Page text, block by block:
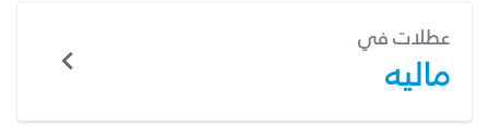
عطلات في
ماليه